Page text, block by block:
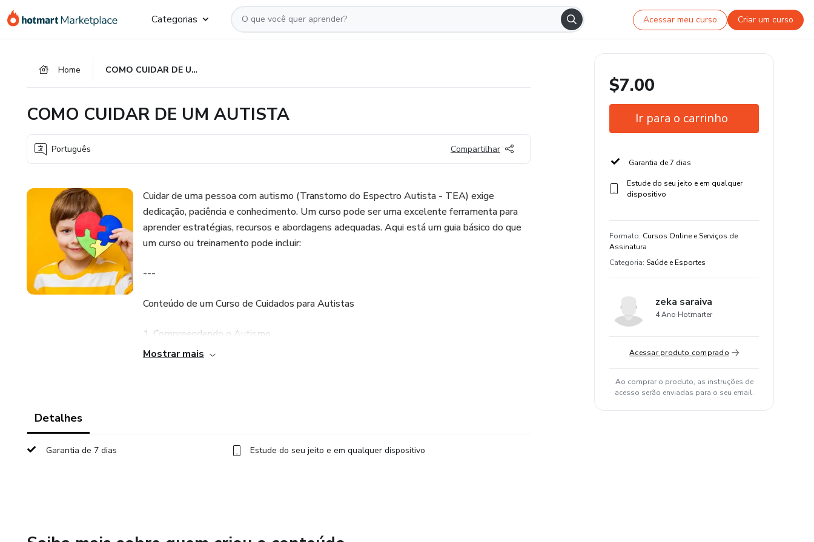
para
para
para
Categorias Acessar meu curso Criar um curso
Home COMO CUIDAR DE UM AUTISTA
COMO CUIDAR DE UM AUTISTA
Português Compartilhar
Cuidar de uma pessoa com autismo (Transtorno do Espectro Autista - TEA) exige
dedicação, paciência e conhecimento. Um curso pode ser uma excelente ferramenta para
aprender estratégias, recursos e abordagens adequadas. Aqui está um guia básico do que
um curso ou treinamento pode incluir:
---
Conteúdo de um Curso de Cuidados para Autistas
1. Compreendendo o Autismo
Comorbidades comuns (TDAH, ansiedade, entre outros).
Mostrar mais
Detalhes
Garantia de 7 dias Estude do seu jeito e em qualquer dispositivo
$7.00
Ir para o carrinho
Garantia de 7 dias
Estude do seu jeito e em qualquer
dispositivo
Formato: Cursos Online e Serviços de
Assinatura
Categoria: Saúde e Esportes
zeka saraiva
4 Ano Hotmarter
Acessar produto comprado
Ao comprar o produto, as instruções de
acesso serão enviadas para o seu email.